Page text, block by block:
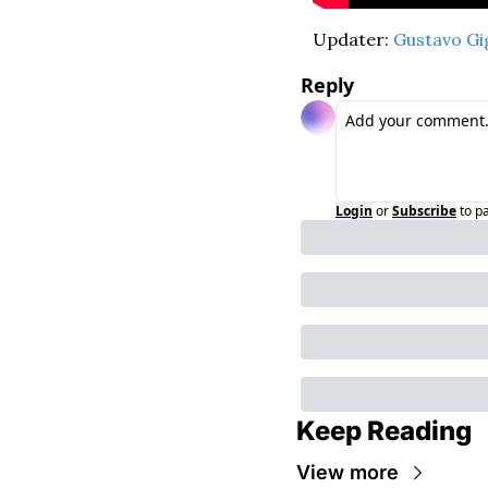
Updater: Gustavo
Reply
Login orSubscribeto
Keep Reading
View more